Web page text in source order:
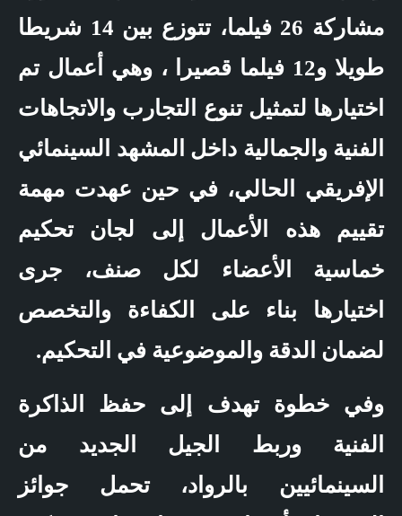
مشاركة 26 فيلما، تتوزع بين 14 شريطا
طويلا و12 فيلما قصيرا ، وهي أعمال تم
اختيارها لتمثيل تنوع التجارب والاتجاهات
الفنية والجمالية داخل المشهد السينمائي
الإفريقي الحالي، في حين عهدت مهمة
تقييم هذه الأعمال إلى لجان تحكيم
خماسية الأعضاء لكل صنف، جرى
اختيارها بناء على الكفاءة والتخصص
لضمان الدقة والموضوعية في التحكيم.
وفي خطوة تهدف إلى حفظ الذاكرة
الفنية وربط الجيل الجديد من
السينمائيين بالرواد، تحمل جوائز